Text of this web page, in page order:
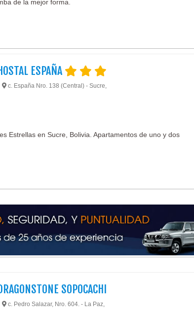
de la mejor forma.
ESPAÑA
c. España Nro. 138 (Central) - Sucre,
Estrellas en Sucre, Bolivia. Apartamentos de uno y dos
SOPOCACHI
c. Pedro Salazar, Nro. 604. - La Paz,